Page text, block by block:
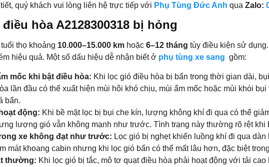
quý khách vui lòng liên hệ trực tiếp với Phụ Tùng Đức Anh qua Zalo:
hòa A2128300318 bị hỏng
thọ khoảng 10.000–15.000 km hoặc 6–12 tháng tùy điều kiện sử
hiệu quả. Một số dấu hiệu dễ nhận biết ở phụ tùng xe sang gồm:
mốc khi bật điều hòa: Khi lọc gió điều hòa bị bẩn trong thời gian dài,
lần đầu có thể xuất hiện mùi hôi khó chịu, mùi ẩm mốc hoặc mùi khói
bẩn.
động: Khi bề mặt lọc bị bụi che kín, lượng không khí đi qua có thể
lượng gió vẫn không mạnh như trước. Tình trạng này thường rõ rệt
xe không đạt như trước: Lọc gió bị nghẹt khiến luồng khí đi qua
mát khoang cabin nhưng khi lọc gió bẩn có thể mất lâu hơn, đặc biệt
thường: Khi lọc gió bị tắc, mô tơ quạt điều hòa phải hoạt động với tải